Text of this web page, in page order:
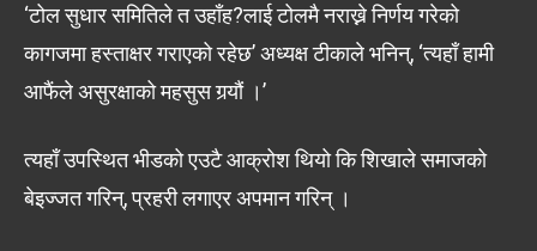
‘टोल सुधार समितिले त उहाँह?लाई टोलमै नराख्ने निर्णय गरेको
कागजमा हस्ताक्षर गराएको रहेछ’ अध्यक्ष टीकाले भनिन्, ‘त्यहाँ हामी
आफैंले असुरक्षाको महसुस गर्‍यौं ।’
त्यहाँ उपस्थित भीडको एउटै आक्रोश थियो कि शिखाले समाजको
बेइज्जत गरिन्, प्रहरी लगाएर अपमान गरिन् ।